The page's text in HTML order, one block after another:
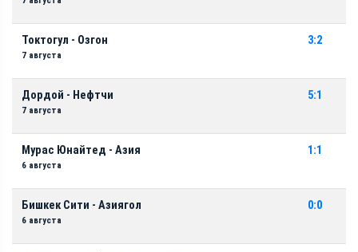
Токтогул - Озгон
7 августа
3:2
Дордой - Нефтчи
7 августа
5:1
Мурас Юнайтед - Азия
6 августа
1:1
Бишкек Сити - Азиягол
6 августа
0:0